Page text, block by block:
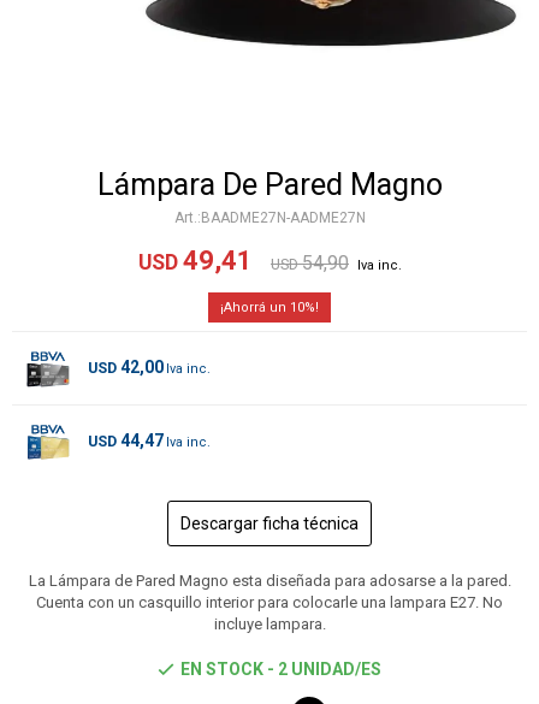
Lámpara De Pared Magno
BAADME27N-AADME27N
USD 49,41 USD 54,90
10
USD 42,00
USD 44,47
Descargar ficha técnica
La Lámpara de Pared Magno esta diseñada para adosarse a la pared.
Cuenta con un casquillo interior para colocarle una lampara E27. No
incluye lampara.
EN STOCK - 2 UNIDAD/ES